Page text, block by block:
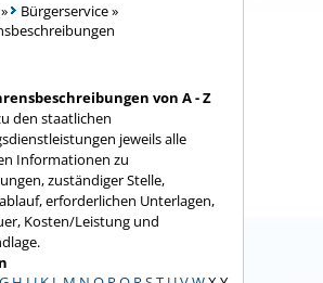
» Bürgerservice»
von A - Z
den staatlichen
jeweils alle
Informationen zu
zuständiger Stelle,
erforderlichen Unterlagen,
Kosten/Leistung und